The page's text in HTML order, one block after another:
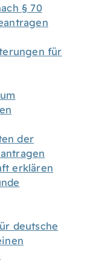
§ 70
für
der
erklären
deutsche